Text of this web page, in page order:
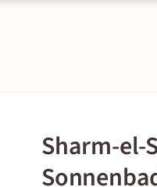
Sharm-el-